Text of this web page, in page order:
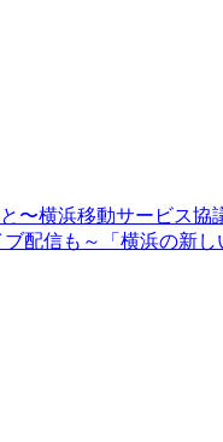
〜横浜移動サービス協
配信も～「横浜の